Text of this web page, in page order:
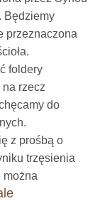
Będziemy
przeznaczona
foldery
rzecz
do
z prośbą o
trzęsienia
można